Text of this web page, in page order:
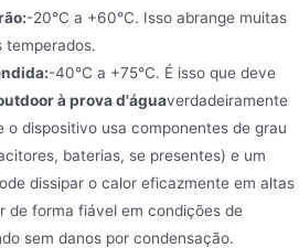
-20°C a +60°C. Isso abrange muitas
temperados.
-40°C a +75°C. É isso que deve
à prova d'águaverdadeiramente
o dispositivo usa componentes de grau
baterias, se presentes) e um
dissipar o calor eficazmente em altas
de forma fiável em condições de
sem danos por condensação.